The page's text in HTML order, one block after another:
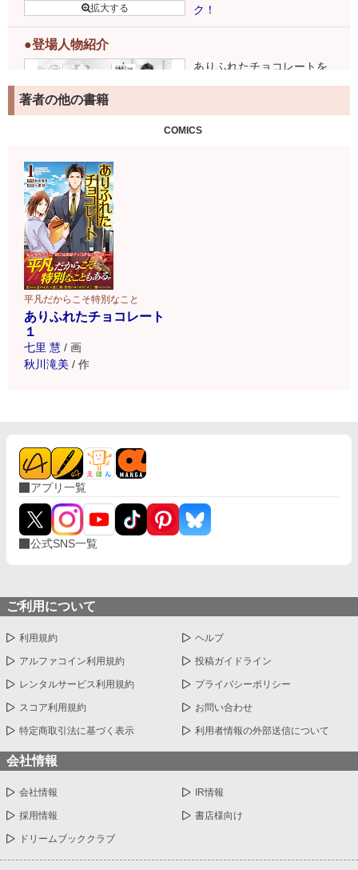
ク！
●登場人物紹介
ありふれたチョコレートを
彩る登場人物たち！
著者の他の書籍
COMICS
平凡だからこそ特別なこと
ありふれたチョコレート
１
七里 慧 / 画
秋川滝美 / 作
アプリ一覧
公式SNS一覧
ご利用について
利用規約 ヘルプ
アルファコイン利用規約 投稿ガイドライン
レンタルサービス利用規約 プライバシーポリシー
スコア利用規約 お問い合わせ
特定商取引法に基づく表示 利用者情報の外部送信について
会社情報
会社情報 IR情報
採用情報 書店様向け
ドリームブッククラブ